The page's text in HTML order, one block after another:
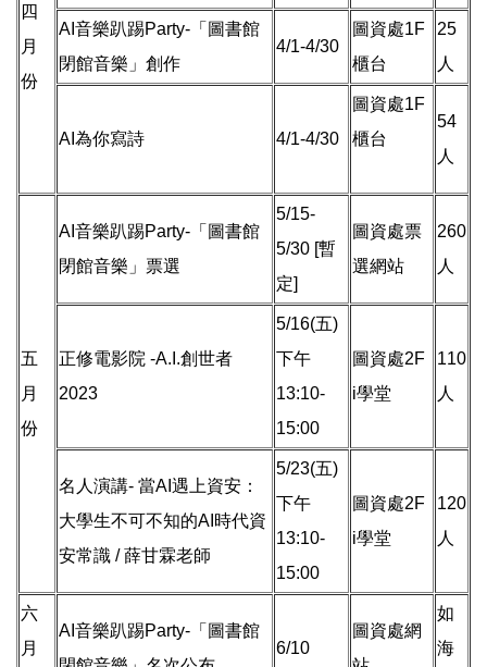
四
月
份
AI音樂趴踢Party-「圖書館
閉館音樂」創作
4/1-4/30
圖資處1F
櫃台
25
人
AI為你寫詩 4/1-4/30
圖資處1F
櫃台
54
人
五
月
份
AI音樂趴踢Party-「圖書館
閉館音樂」票選
5/15-
5/30 [暫
定]
圖資處票
選網站
260
人
正修電影院 -A.I.創世者
2023
5/16(五)
下午
13:10-
15:00
圖資處2F
i學堂
110
人
名人演講- 當AI遇上資安：
大學生不可不知的AI時代資
安常識 / 薛甘霖老師
5/23(五)
下午
13:10-
15:00
圖資處2F
i學堂
120
人
六
月
AI音樂趴踢Party-「圖書館
6/10
圖資處網
如
海